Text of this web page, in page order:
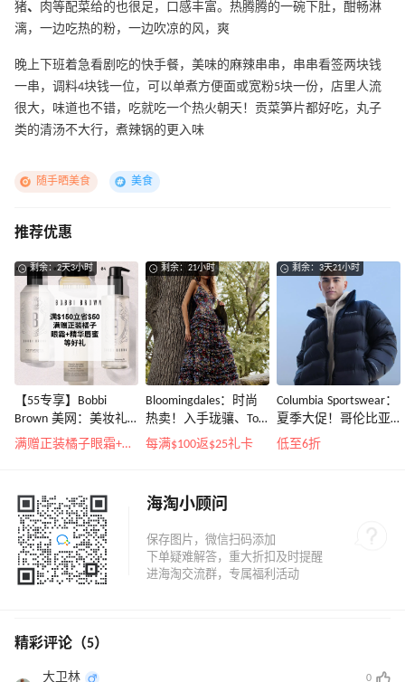
猪、
肉等配菜给的也很足，口感丰富。热腾腾的一碗下肚，酣畅淋
漓，一边吃热的粉，一边吹凉的风，爽
晚上下班着急看剧吃的快手餐，美味的麻辣串串，串串看签两块钱
一串，调料4块钱一位，可以单煮方便面或宽粉5块一份，店里人流
很大，味道也不错，吃就吃一个热火朝天！贡菜笋片都好吃，丸子
类的清汤不大行，煮辣锅的更入味
随手晒美食 美食
推荐优惠
剩余：2天3小时
【55专享】Bobbi
Brown 美网：美妆礼
遇！满$150立省$50
满赠正装橘子眼霜+精华唇蜜等好礼
剩余：21小时
Bloomingdales：时尚
热卖！入手珑骧、Tory
Burch、拉夫劳伦等
每满$100返$25礼卡
剩余：3天21小时
Columbia Sportswear：
夏季大促！哥伦比亚
运动热卖
低至6折
海淘小顾问
精彩评论（5）
大卫林
0